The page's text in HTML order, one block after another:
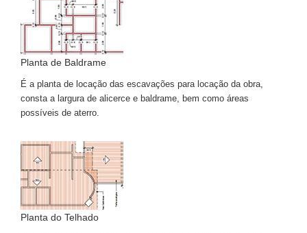
Planta de Baldrame
É a planta de locação das escavações para locação da obra,
consta a largura de alicerce e baldrame, bem como áreas
possíveis de aterro.
Planta do Telhado